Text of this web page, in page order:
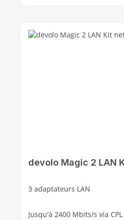
devolo Magic 2 LAN
3 adaptateurs LAN
Jusqu'à 2400 Mbits/s via CPL